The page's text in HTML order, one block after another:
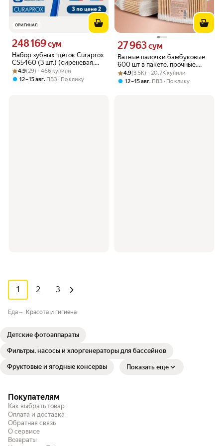
ОРИГИНАЛ
Набор зубных щеток Curaprox
CS5460 (3 шт.) (сиреневая,
салатовая + подарок)
Цена 248169 сум вместо
248 169сум
Рейтинг товара: 4.9 из 5
Оценок: (29) · 466 купили
4.9(29) · 466 купили
12 – 15 авг, ПВЗ По клику
Ватные палочки бамбуковые
600 шт в пакете, прочные,
100% хлопок
Цена 27963 сум вместо
27 963сум
Рейтинг товара: 4.9 из 5
Оценок: (3.5K) · 20.7K купили
4.9(3.5K) · 20.7K купили
12 – 15 авг, ПВЗ По клику
1 2 3
Еда Красота и гигиена
Детские фотоаппараты
Фильтры, насосы и хлоргенераторы для бассейнов
Фруктовые и ягодные консервы Показать еще
Покупателям
Как выбрать товар
Оплата и доставка
Обратная связь
О сервисе
Возвраты